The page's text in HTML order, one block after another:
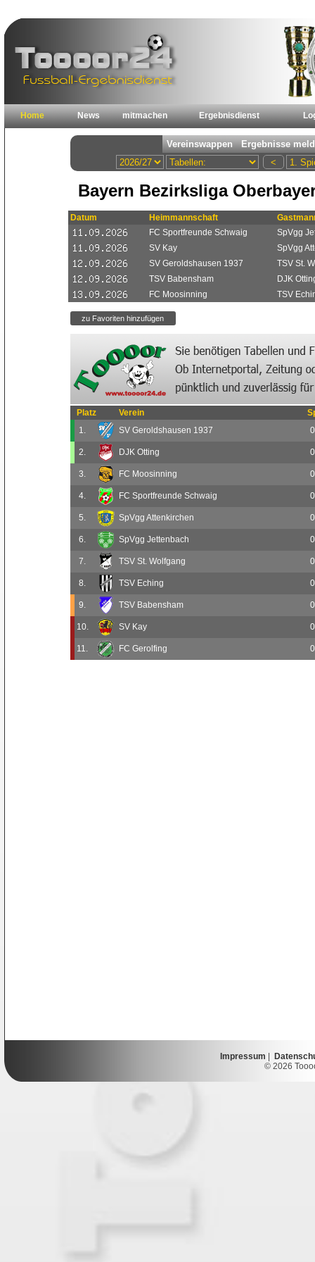
Home News mitmachen Ergebnisdienst
Bayern Bezirksliga
Datum Heimmannschaft
FC Sportfreunde Schwaig
SpVgg
SV Kay
SpVgg
SV Geroldshausen 1937
TSV St.
TSV Babensham
DJK
FC Moosinning
TSV
Platz Verein
1.
SV Geroldshausen 1937 0
2. DJK Otting 0
3. FC Moosinning 0
4. FC Sportfreunde Schwaig 0
5. SpVgg Attenkirchen 0
6. SpVgg Jettenbach 0
7. TSV St. Wolfgang 0
8. TSV Eching 0
9. TSV Babensham 0
10. SV Kay 0
11. FC Gerolfing 0
Impressum
© 2026